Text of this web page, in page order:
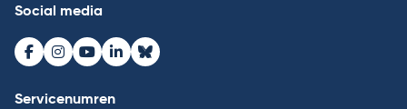
Social media
Facebook
Instagram
Youtube
LinkedInBluesky
Servicenumren